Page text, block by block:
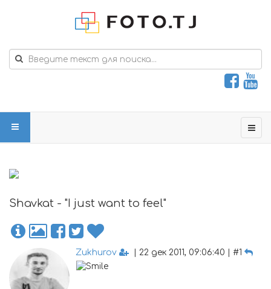
Shavkat - "I just want to feel"
Zukhurov | 22 дек 2011, 09:06:40 | #1